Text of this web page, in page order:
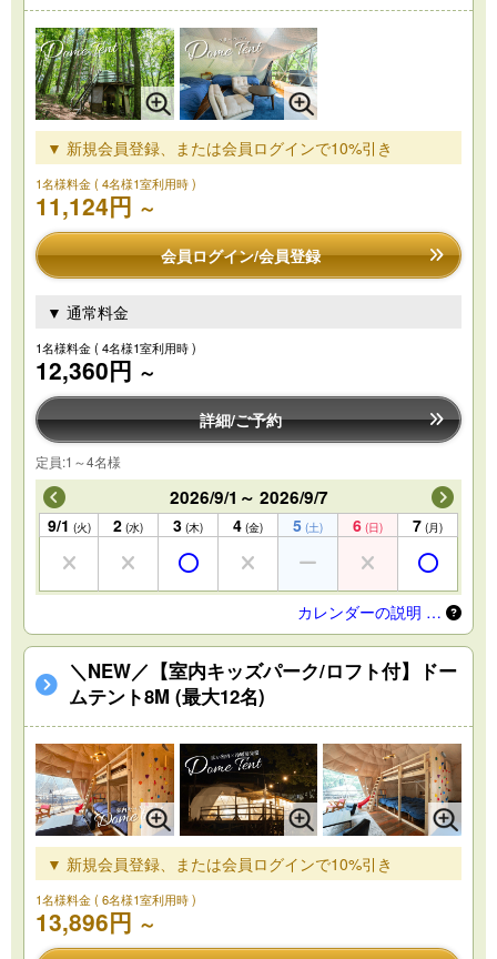
▼ 新規会員登録、または会員ログインで10%引き
1名様料金( 4名様1室利用時 )
11,124円 ～
会員ログイン/会員登録
▼ 通常料金
1名様料金( 4名様1室利用時 )
12,360円 ～
詳細/ご予約
定員:1～4名様
2026/9/1～ 2026/9/7
9/1 (火) 2 (水) 3 (木) 4 (金) 5 (土) 6 (日) 7 (月)
カレンダーの説明 …
＼NEW／【室内キッズパーク/ロフト付】ドー
ムテント8M (最大12名)
▼ 新規会員登録、または会員ログインで10%引き
1名様料金( 6名様1室利用時 )
13,896円 ～